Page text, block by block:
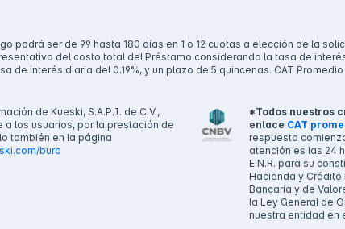
podrá ser de 99 hasta 180 días en 1 o 12 cuotas a elección de la
del costo total del Préstamo considerando la tasa de
de interés diaria del 0.19%, y un plazo de 5 quincenas. CAT
de Kueski, S.A.P.I. de C.V.,
a los usuarios, por la prestación de
también en la página
buro
*Todos nuestros
enlace CAT
respuesta
atención es las 24
E.N.R. para su
Hacienda y
Bancaria y de
la Ley General de
nuestra entidad en